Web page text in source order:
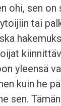
ohi, sen
tai
yleensä
kuin he
sen.